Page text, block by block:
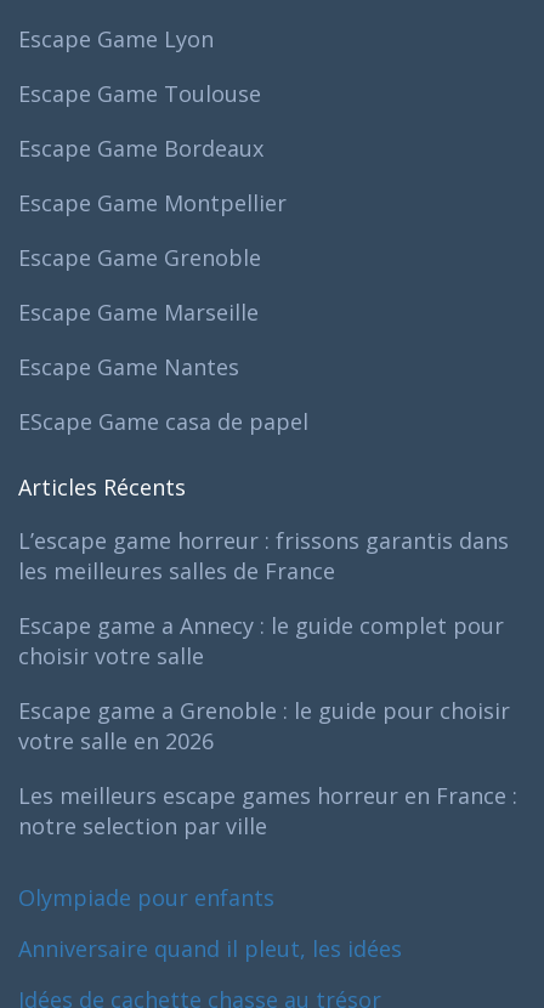
Escape Game Lyon
Escape Game Toulouse
Escape Game Bordeaux
Escape Game Montpellier
Escape Game Grenoble
Escape Game Marseille
Escape Game Nantes
EScape Game casa de papel
Articles Récents
L’escape game horreur : frissons garantis dans
les meilleures salles de France
Escape game a Annecy : le guide complet pour
choisir votre salle
Escape game a Grenoble : le guide pour choisir
votre salle en 2026
Les meilleurs escape games horreur en France :
notre selection par ville
Olympiade pour enfants
Anniversaire quand il pleut, les idées
Idées de cachette chasse au trésor